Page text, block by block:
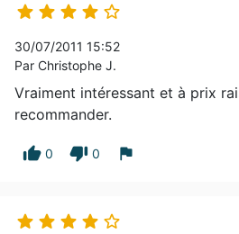
    
30/07/2011 15:52
Par Christophe J.
Vraiment intéressant et à prix
recommander.
thumb_up 0 thumb_down 0 flag
    